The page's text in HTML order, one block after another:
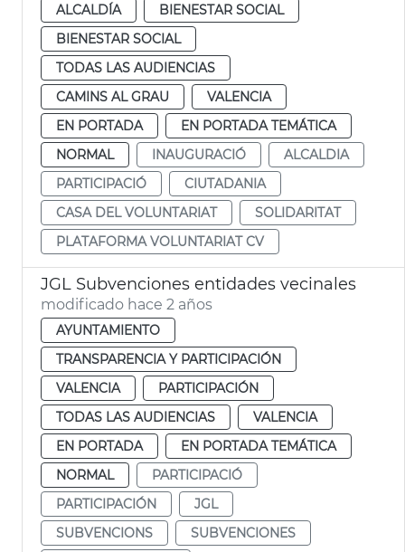
ALCALDÍA
BIENESTAR SOCIAL
BIENESTAR SOCIAL
TODAS LAS AUDIENCIAS
CAMINS AL GRAU
VALENCIA
EN PORTADA
EN PORTADA TEMÁTICA
NORMAL
INAUGURACIÓ
ALCALDIA
PARTICIPACIÓ
CIUTADANIA
CASA DEL VOLUNTARIAT
SOLIDARITAT
PLATAFORMA VOLUNTARIAT CV
JGL Subvenciones entidades vecinales
modificado hace 2 años
AYUNTAMIENTO
TRANSPARENCIA Y PARTICIPACIÓN
VALENCIA
PARTICIPACIÓN
TODAS LAS AUDIENCIAS
VALENCIA
EN PORTADA
EN PORTADA TEMÁTICA
NORMAL
PARTICIPACIÓ
PARTICIPACIÓN
JGL
SUBVENCIONS
SUBVENCIONES